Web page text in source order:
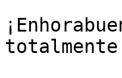
totalmente